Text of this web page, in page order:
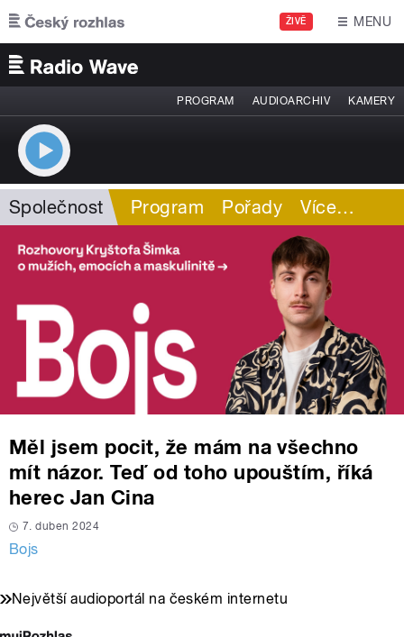
Přejít k hlavnímu obsahu
ŽIVĚ MENU
PROGRAM AUDIOARCHIV KAMERY
Společnost Program Pořady Více…
Měl jsem pocit, že mám na všechno
mít názor. Teď od toho upouštím, říká
herec Jan Cina
7. duben 2024
Bojs
Největší audioportál na českém internetu